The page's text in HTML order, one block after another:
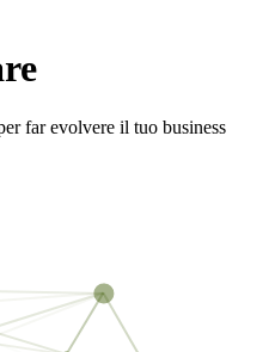
far evolvere il tuo business